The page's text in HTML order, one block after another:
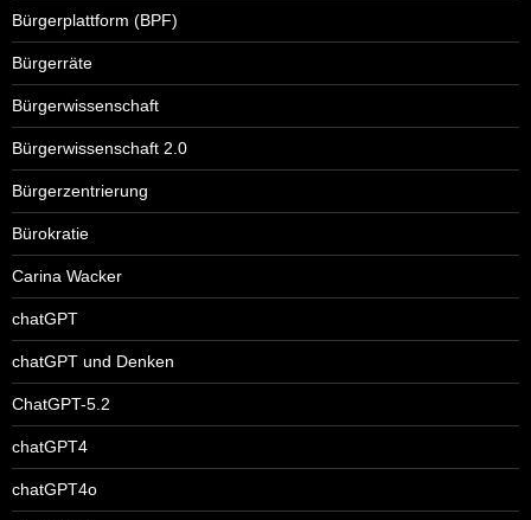
Bürgerplattform (BPF)
Bürgerräte
Bürgerwissenschaft
Bürgerwissenschaft 2.0
Bürgerzentrierung
Bürokratie
Carina Wacker
chatGPT
chatGPT und Denken
ChatGPT-5.2
chatGPT4
chatGPT4o